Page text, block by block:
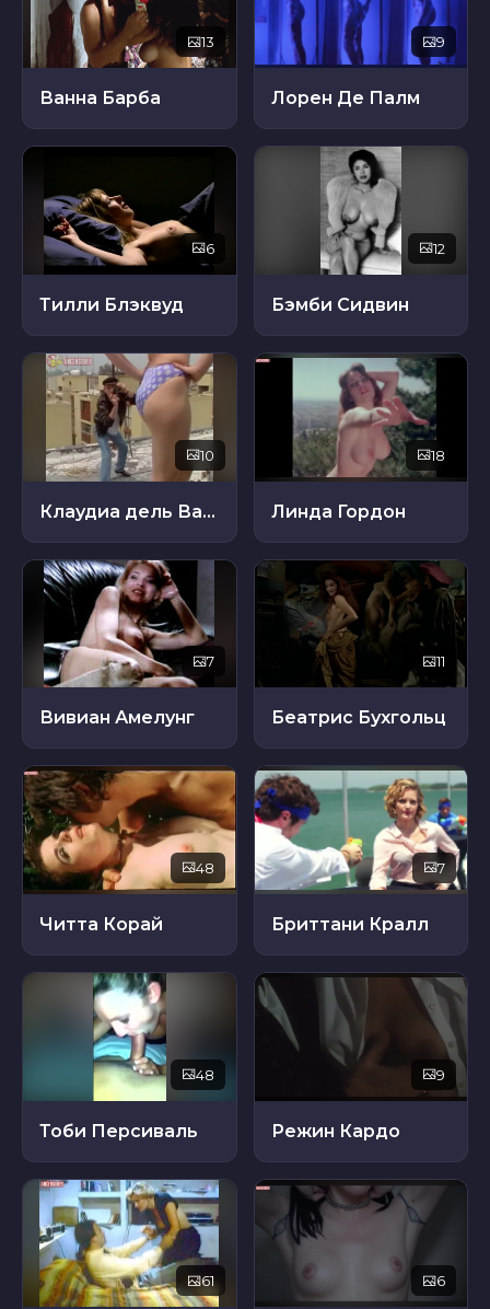
13
Ванна Барба
9
Лорен Де Палм
6
Тилли Блэквуд
12
Бэмби Сидвин
10
Клаудиа дель Валле
18
Линда Гордон
7
Вивиан Амелунг
11
Беатрис Бухгольц
48
Читта Корай
7
Бриттани Кралл
48
Тоби Персиваль
9
Режин Кардо
61 6